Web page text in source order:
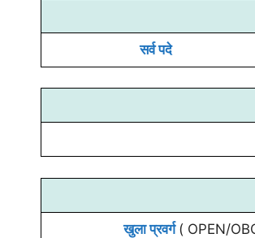
सर्व पदे
खुला प्रवर्ग ( OPEN/